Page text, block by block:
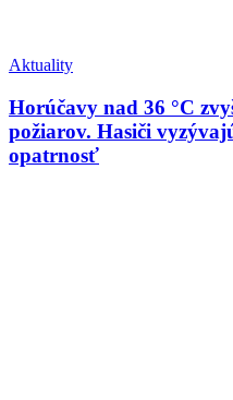
Aktuality
Horúčavy nad 36 °C
požiarov. Hasiči
opatrnosť